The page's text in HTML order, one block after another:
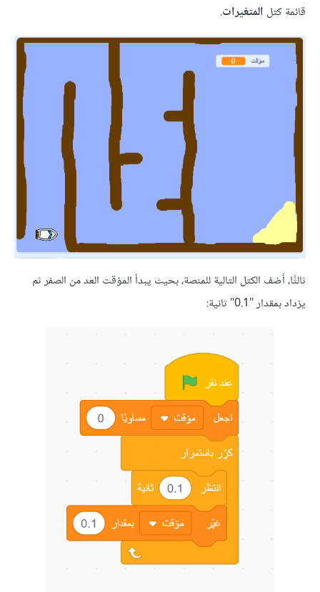
المتغيرات .
الكتل التالية للمنصة، بحيث يبدأ المؤقت العد من الصفر ثم
"0.1" ثانية: